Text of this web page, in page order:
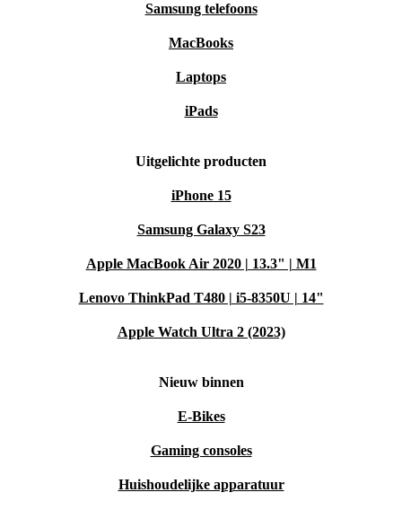
Samsung telefoons
MacBooks
Laptops
iPads
Uitgelichte producten
iPhone 15
Samsung Galaxy S23
Apple MacBook Air 2020 | 13.3" | M1
Lenovo ThinkPad T480 | i5-8350U | 14"
Apple Watch Ultra 2 (2023)
Nieuw binnen
E-Bikes
Gaming consoles
Huishoudelijke apparatuur